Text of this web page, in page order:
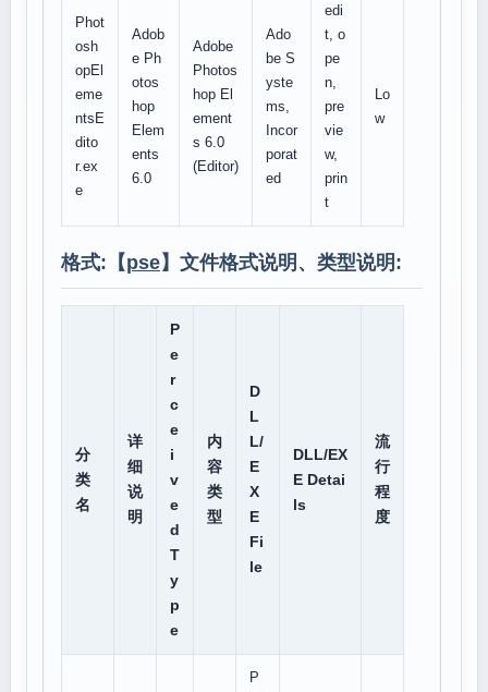
Phot
osh
opEl
eme
ntsE
dito
r.ex
e
Adob
e Ph
otos
hop
Elem
ents
6.0
Adobe
Photos
hop El
ement
s 6.0
(Editor)
Ado
be S
yste
ms,
Incor
porat
ed
edi
t, o
pe
n,
pre
vie
w,
prin
t
Lo
w
格式:【pse】文件格式说明、类型说明:
分
类
名
详
细
说
明
P
e
r
c
e
i
v
e
d
T
y
p
e
内
容
类
型
D
L
L/
E
X
E
Fi
le
DLL/EX
E Detai
ls
流
行
程
度
P